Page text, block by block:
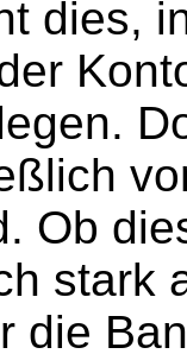
dies,
Ob
stark
die